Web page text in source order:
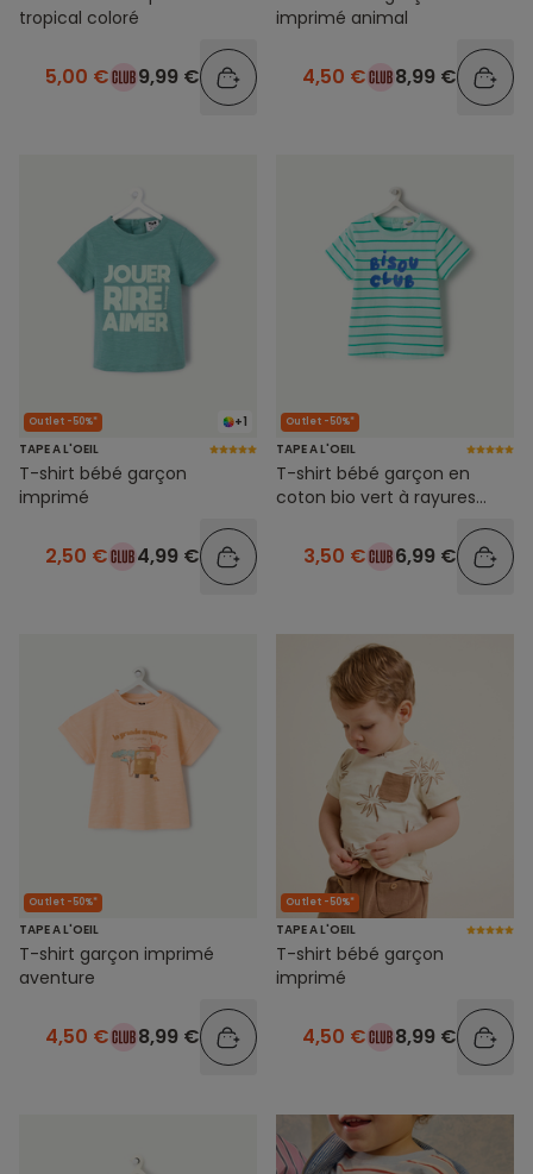
tropical coloré
5,00 € 9,99 €
imprimé animal
4,50 € 8,99 €
+1
Outlet -50%*
TAPE A L'OEIL
T-shirt bébé garçon
imprimé
2,50 € 4,99 €
Outlet -50%*
TAPE A L'OEIL
T-shirt bébé garçon en
coton bio vert à rayures
3,50 € 6,99 €
Outlet -50%*
TAPE A L'OEIL
T-shirt garçon imprimé
aventure
4,50 € 8,99 €
Outlet -50%*
TAPE A L'OEIL
T-shirt bébé garçon
imprimé
4,50 € 8,99 €